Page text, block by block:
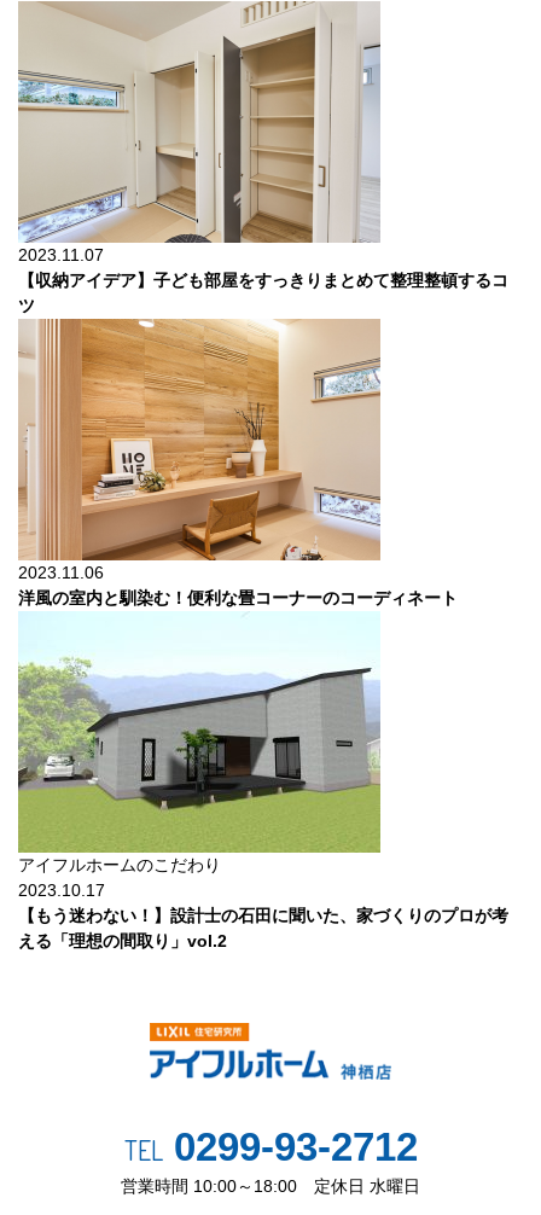
2023.11.07
【収納アイデア】子ども部屋をすっきりまとめて整理整頓するコ
ツ
2023.11.06
洋風の室内と馴染む！便利な畳コーナーのコーディネート
アイフルホームのこだわり
2023.10.17
【もう迷わない！】設計士の石田に聞いた、家づくりのプロが考
える「理想の間取り」vol.2
TEL0299-93-2712
営業時間 10:00～18:00 定休日 水曜日